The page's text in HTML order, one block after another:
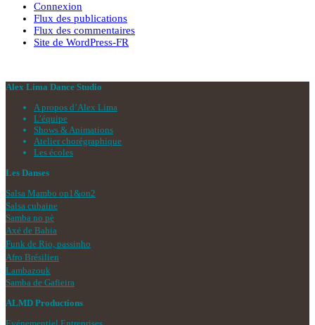
Connexion
Flux des publications
Flux des commentaires
Site de WordPress-FR
Alex Lima Dance Studio
A propos d’Alex Lima
L’équipe
Shows & Animations
Atelier chorégraphique
Les écoles
Les Danses
Salsa Mambo on1&on2
Salsa cubaine
Samba no pè
Axé de Bahia
Funk de Rio, passinho
Afro Brésilien
Lambazouk
Samba de Gafieira
ALMD Productions